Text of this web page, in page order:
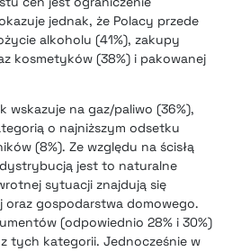
jednak, że Polacy przede
alkoholu (41%), zakupy
kosmetyków (38%) i pakowanej
wskazuje na gaz/paliwo (36%),
o najniższym odsetku
(8%). Ze względu na ścisłą
jest to naturalne
sytuacji znajdują się
gospodarstwa domowego.
(odpowiednio 28% i 30%)
tych kategorii. Jednocześnie w